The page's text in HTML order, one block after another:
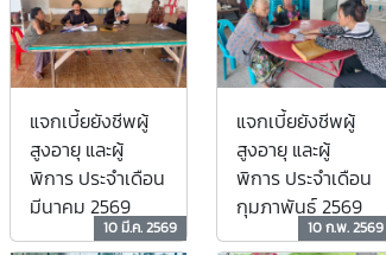
แจกเบี้ยยังชีพผู้
สูงอายุ และผู้
พิการ ประจำเดือน
มีนาคม 2569
10 มี.ค. 2569
แจกเบี้ยยังชีพผู้
สูงอายุ และผู้
พิการ ประจำเดือน
กุมภาพันธ์ 2569
10 ก.พ. 2569